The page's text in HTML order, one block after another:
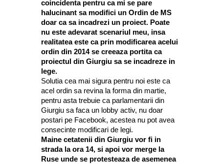
coincidenta pentru ca mi se pare
halucinant sa modifici un Ordin de MS
doar ca sa incadrezi un proiect. Poate
nu este adevarat scenariul meu, insa
realitatea este ca prin modificarea acelui
ordin din 2014 se creeaza portita ca
proiectul din Giurgiu sa se incadreze in
lege.
Solutia cea mai sigura pentru noi este ca
acel ordin sa revina la forma din martie,
pentru asta trebuie ca parlamentarii din
Giurgiu sa faca un lobby activ, nu doar
postari pe Facebook, acestea nu pot avea
consecinte modificari de legi.
Maine cetatenii din Giurgiu vor fi in
strada la ora 14, si apoi vor merge la
Ruse unde se protesteaza de asemenea